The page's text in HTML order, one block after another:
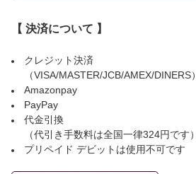
【 決済について 】
クレジット決済
（VISA/MASTER/JCB/AMEX/DINERS）
Amazonpay
PayPay
代金引換
（代引き手数料は全国一律324円です）
プリペイド デビットは使用不可です